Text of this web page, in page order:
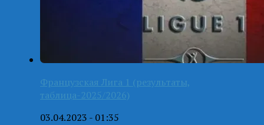
Французская Лига 1 (результаты,
таблица-2025/2026)
03.04.2023 - 01:35